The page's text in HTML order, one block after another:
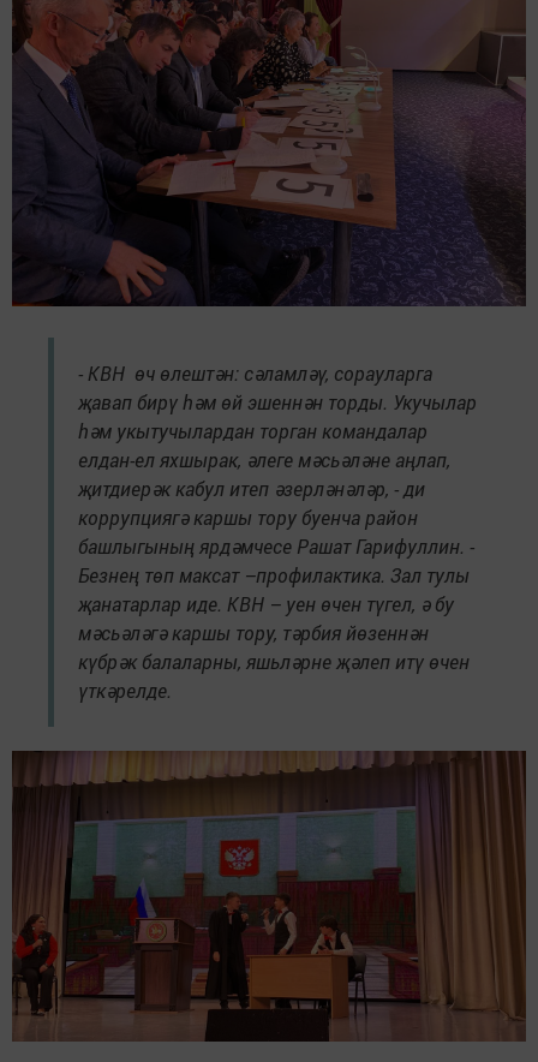
- КВН өч өлештән: сәламләү, сорауларга
җавап бирү һәм өй эшеннән торды. Укучылар
һәм укытучылардан торган командалар
елдан-ел яхшырак, әлеге мәсьәләне аңлап,
җитдиерәк кабул итеп әзерләнәләр, - ди
коррупциягә каршы тору буенча район
башлыгының ярдәмчесе Рашат Гарифуллин. -
Безнең төп максат –профилактика. Зал тулы
җанатарлар иде. КВН – уен өчен түгел, ә бу
мәсьәләгә каршы тору, тәрбия йөзеннән
күбрәк балаларны, яшьләрне җәлеп итү өчен
үткәрелде.